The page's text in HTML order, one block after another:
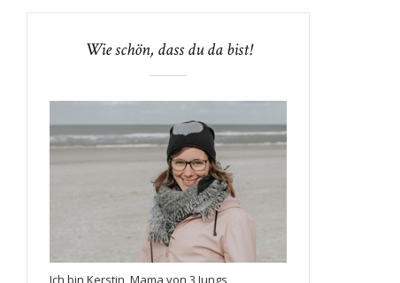
Wie schön, dass du da bist!
Ich bin Kerstin, Mama von 3 Jungs,